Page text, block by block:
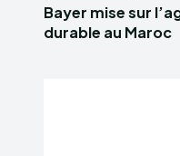
Bayer mise sur
durable au Maroc